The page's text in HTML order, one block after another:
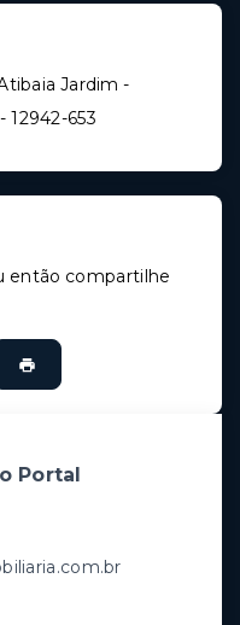
Jardim -
- 12942-653
então compartilhe
Portal